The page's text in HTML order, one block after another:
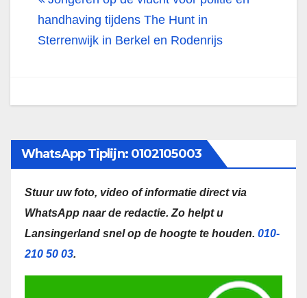
handhaving tijdens The Hunt in
Sterrenwijk in Berkel en Rodenrijs
WhatsApp Tiplijn: 0102105003
Stuur uw foto, video of informatie direct via
WhatsApp naar de redactie. Zo helpt u
Lansingerland snel op de hoogte te houden. 010-
210 50 03.